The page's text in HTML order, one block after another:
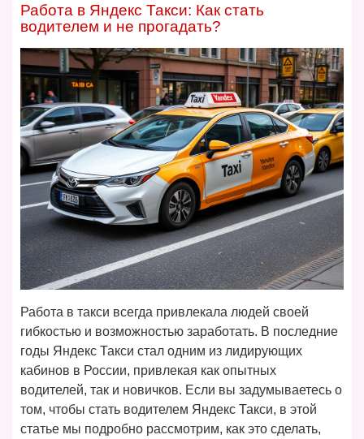
Работа в Яндекс Такси: Как стать
водителем и не прогадать?
Работа в такси всегда привлекала людей своей
гибкостью и возможностью заработать. В последние
годы Яндекс Такси стал одним из лидирующих
кабинов в России, привлекая как опытных
водителей, так и новичков. Если вы задумываетесь о
том, чтобы стать водителем Яндекс Такси, в этой
статье мы подробно рассмотрим, как это сделать,